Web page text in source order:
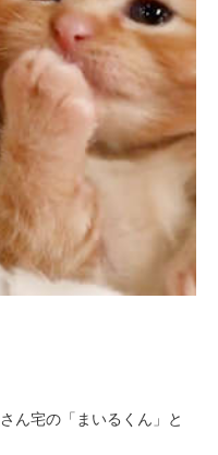
さん宅の「まいるくん」と